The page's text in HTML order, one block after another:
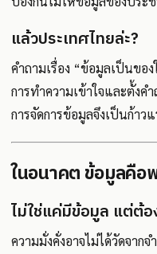
แล้วประเทศไทยล่ะ?
คำถามเรื่อง “ข้อมูลเป็นขอ
การทำความเข้าใจและตั้ง
การจัดการข้อมูลจึงเป็นก้าว
ในอนาคต ข้อมูลคือ
ไม่ใช่แค่มีข้อมูล แต่ต้
ความมั่งคั่งอาจไม่ได้วัดจา